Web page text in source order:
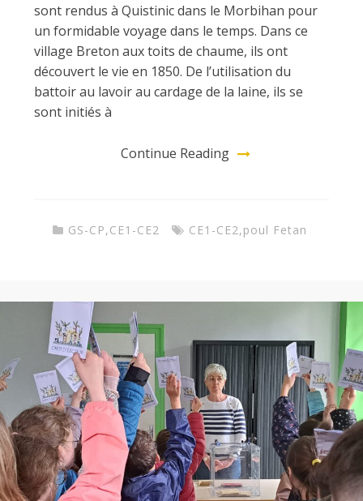
sont rendus à Quistinic dans le Morbihan pour
un formidable voyage dans le temps. Dans ce
village Breton aux toits de chaume, ils ont
découvert le vie en 1850. De l’utilisation du
battoir au lavoir au cardage de la laine, ils se
sont initiés à
Continue Reading
GS-CP,CE1-CE2 CE1-CE2,poul Fetan